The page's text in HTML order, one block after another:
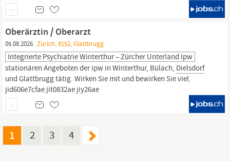
Oberärztin / Oberarzt
05.08.2026 Zürich, 8152, Glattbrugg
Integrierte Psychiatrie Winterthur – Zürcher Unterland Ipw
stationären Angeboten der ipw in Winterthur, Bülach, Dielsdorf
und Glattbrugg tätig. Wirken Sie mit und bewirken Sie viel.
jid606e7cfae jit0832ae jiy26ae
1 2 3 4